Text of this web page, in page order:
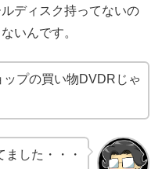
ディスク持ってないの
いんです。
プの買い物DVDRじゃ
した・・・